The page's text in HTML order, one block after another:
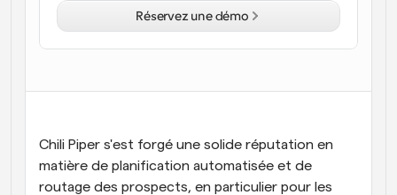
Flux de travail
Automatiser la planification et les rappels
Réunions instantanées
Rencontrez des clients en quelques minutes
Chili Piper s'est forgé une solide réputation en
matière de planification automatisée et de
routage des prospects, en particulier pour les
Réservez une démo